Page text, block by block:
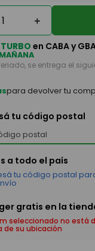
＋
TURBO en CABA y
MAÑANA
se entrega el
para devolver tu
tu código postal
seleccionado no está
de su ubicación